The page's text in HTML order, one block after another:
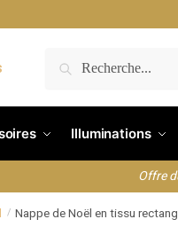
RECHERCHE
Illuminations
Offre
/ Nappe de Noël en tissu